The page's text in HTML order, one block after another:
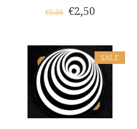
€5,50 €2,50
SALE